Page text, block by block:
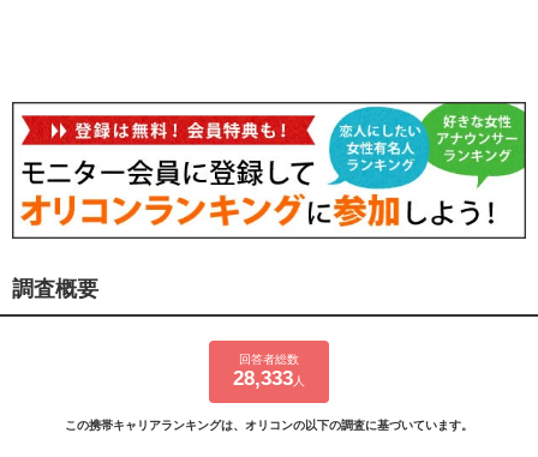
調査概要
回答者総数
28,333 人
この携帯キャリアランキングは、オリコンの以下の調査に基づいています。